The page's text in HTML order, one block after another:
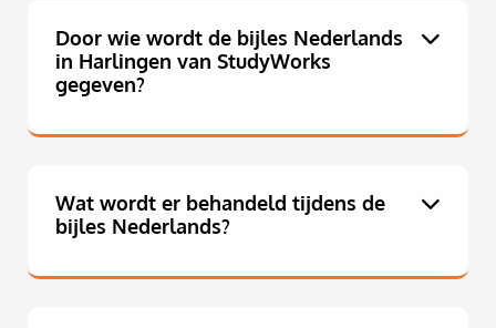
Door wie wordt de bijles Nederlands
in Harlingen van StudyWorks
gegeven?
Wat wordt er behandeld tijdens de
bijles Nederlands?